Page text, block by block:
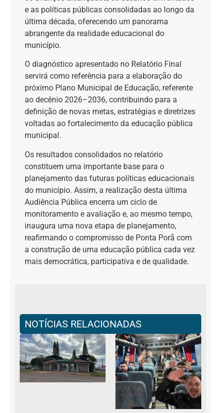
e as políticas públicas consolidadas ao longo da
última década, oferecendo um panorama
abrangente da realidade educacional do
município.
O diagnóstico apresentado no Relatório Final
servirá como referência para a elaboração do
próximo Plano Municipal de Educação, referente
ao decênio 2026–2036, contribuindo para a
definição de novas metas, estratégias e diretrizes
voltadas ao fortalecimento da educação pública
municipal.
Os resultados consolidados no relatório
constituem uma importante base para o
planejamento das futuras políticas educacionais
do município. Assim, a realização desta última
Audiência Pública encerra um ciclo de
monitoramento e avaliação e, ao mesmo tempo,
inaugura uma nova etapa de planejamento,
reafirmando o compromisso de Ponta Porã com
a construção de uma educação pública cada vez
mais democrática, participativa e de qualidade.
NOTÍCIAS RELACIONADAS